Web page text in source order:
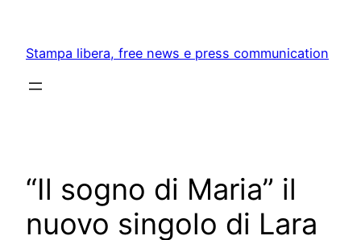
content
Stampa libera, free news e press communication
“Il sogno di Maria” il
nuovo singolo di Lara